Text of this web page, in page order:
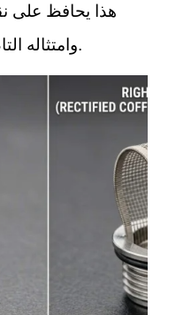
هذا يحافظ على
وامتثاله التام لجميع قوانين التصدير الدولية.